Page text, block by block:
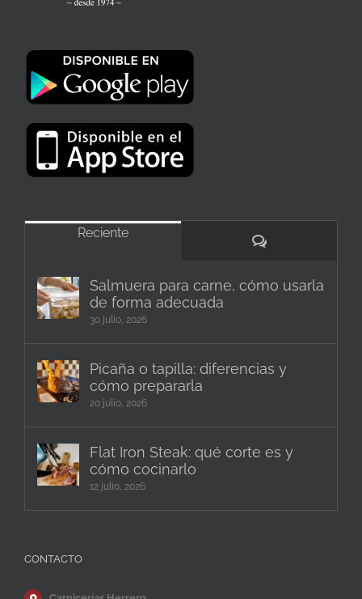
Reciente
Comentarios
Salmuera para carne, cómo usarla
de forma adecuada
30 julio, 2026
Picaña o tapilla: diferencias y
cómo prepararla
20 julio, 2026
Flat Iron Steak: qué corte es y
cómo cocinarlo
12 julio, 2026
CONTACTO